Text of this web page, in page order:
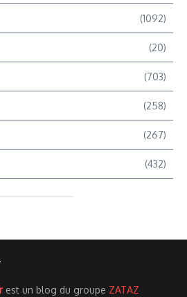
(1092)
(20)
(703)
(258)
(267)
(432)
est un blog du groupe ZATAZ